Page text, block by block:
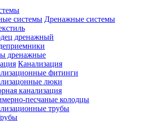
Дренажные системы
дренажный
дренажные
Канализация
фитинги
люки
канализация
песчаные колодцы
трубы